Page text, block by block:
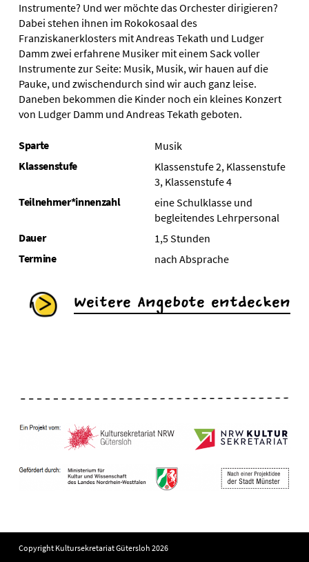
Instrumente? Und wer möchte das Orchester dirigieren?
Dabei stehen ihnen im Rokokosaal des
Franziskanerklosters mit Andreas Tekath und Ludger
Damm zwei erfahrene Musiker mit einem Sack voller
Instrumente zur Seite: Musik, Musik, wir hauen auf die
Pauke, und zwischendurch sind wir auch ganz leise.
Daneben bekommen die Kinder noch ein kleines Konzert
von Ludger Damm und Andreas Tekath geboten.
Sparte
Musik
Klassenstufe
Klassenstufe 2, Klassenstufe
3, Klassenstufe 4
Teilnehmer*innenzahl
eine Schulklasse und
begleitendes Lehrpersonal
Dauer
1,5 Stunden
Termine
nach Absprache
Weitere Angebote entdecken
Copyright Kultursekretariat Gütersloh 2026